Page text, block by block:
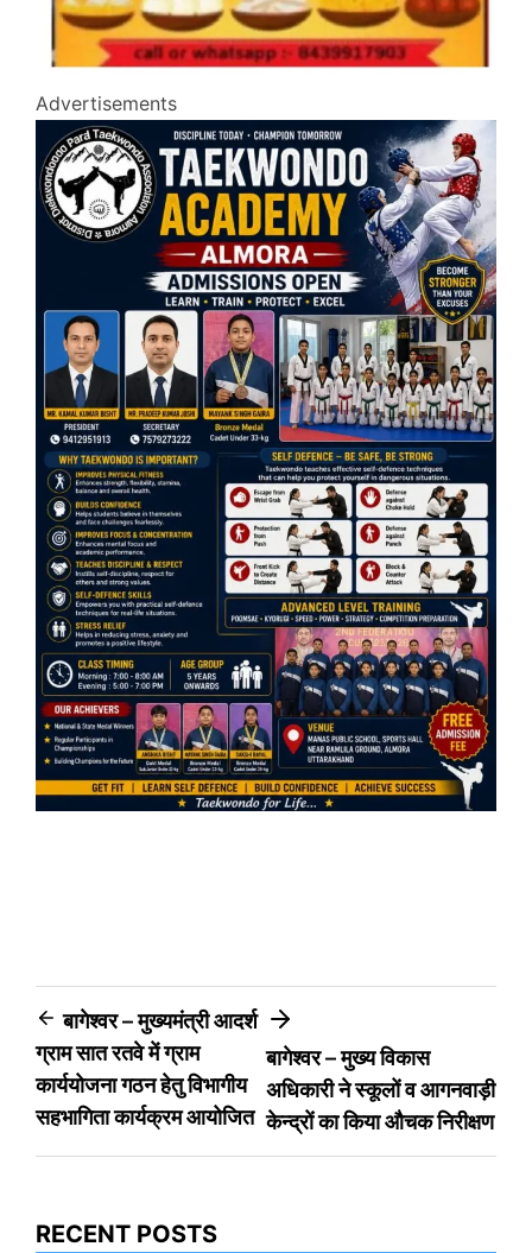
Advertisements
Post
navigation
बागेश्वर – मुख्यमंत्री आदर्श
ग्राम सात रतवे में ग्राम
कार्ययोजना गठन हेतु विभागीय
सहभागिता कार्यक्रम आयोजित
बागेश्वर – मुख्य विकास
अधिकारी ने स्कूलों व आगनवाड़ी
केन्द्रों का किया औचक निरीक्षण
RECENT POSTS